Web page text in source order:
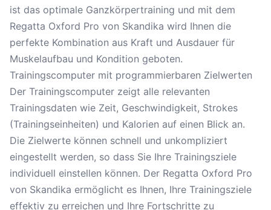
ist das optimale Ganzkörpertraining und mit dem
Regatta Oxford Pro von Skandika wird Ihnen die
perfekte Kombination aus Kraft und Ausdauer für
Muskelaufbau und Kondition geboten.
Trainingscomputer mit programmierbaren Zielwerten
Der Trainingscomputer zeigt alle relevanten
Trainingsdaten wie Zeit, Geschwindigkeit, Strokes
(Trainingseinheiten) und Kalorien auf einen Blick an.
Die Zielwerte können schnell und unkompliziert
eingestellt werden, so dass Sie Ihre Trainingsziele
individuell einstellen können. Der Regatta Oxford Pro
von Skandika ermöglicht es Ihnen, Ihre Trainingsziele
effektiv zu erreichen und Ihre Fortschritte zu